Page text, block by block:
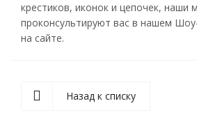
крестиков, иконок и цепочек, наши
проконсультируют вас в нашем
на сайте.
Назад к списку